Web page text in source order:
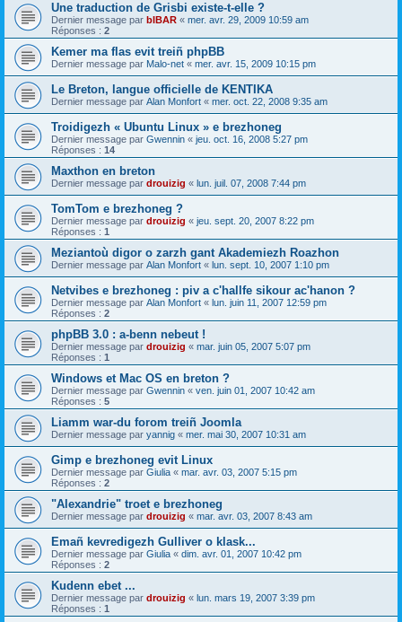
Une traduction de Grisbi existe-t-elle ?
Dernier message par bIBAR « mer. avr. 29, 2009 10:59 am
Réponses : 2
Kemer ma flas evit treiñ phpBB
Dernier message par Malo-net « mer. avr. 15, 2009 10:15 pm
Le Breton, langue officielle de KENTIKA
Dernier message par Alan Monfort « mer. oct. 22, 2008 9:35 am
Troidigezh « Ubuntu Linux » e brezhoneg
Dernier message par Gwennin « jeu. oct. 16, 2008 5:27 pm
Réponses : 14
Maxthon en breton
Dernier message par drouizig « lun. juil. 07, 2008 7:44 pm
TomTom e brezhoneg ?
Dernier message par drouizig « jeu. sept. 20, 2007 8:22 pm
Réponses : 1
Meziantoù digor o zarzh gant Akademiezh Roazhon
Dernier message par Alan Monfort « lun. sept. 10, 2007 1:10 pm
Netvibes e brezhoneg : piv a c'hallfe sikour ac'hanon ?
Dernier message par Alan Monfort « lun. juin 11, 2007 12:59 pm
Réponses : 2
phpBB 3.0 : a-benn nebeut !
Dernier message par drouizig « mar. juin 05, 2007 5:07 pm
Réponses : 1
Windows et Mac OS en breton ?
Dernier message par Gwennin « ven. juin 01, 2007 10:42 am
Réponses : 5
Liamm war-du forom treiñ Joomla
Dernier message par yannig « mer. mai 30, 2007 10:31 am
Gimp e brezhoneg evit Linux
Dernier message par Giulia « mar. avr. 03, 2007 5:15 pm
Réponses : 2
"Alexandrie" troet e brezhoneg
Dernier message par drouizig « mar. avr. 03, 2007 8:43 am
Emañ kevredigezh Gulliver o klask...
Dernier message par Giulia « dim. avr. 01, 2007 10:42 pm
Réponses : 2
Kudenn ebet ...
Dernier message par drouizig « lun. mars 19, 2007 3:39 pm
Réponses : 1